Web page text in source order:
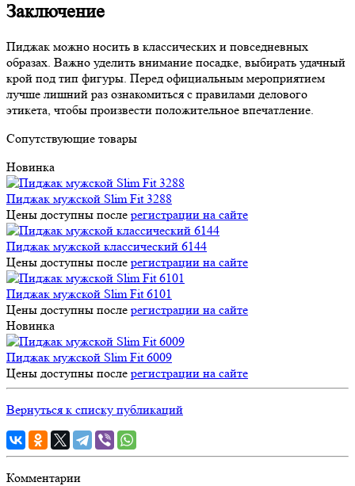
Заключение
Пиджак можно носить в классических и повседневных
образах. Важно уделить внимание посадке, выбирать удачный
крой под тип фигуры. Перед официальным мероприятием
лучше лишний раз ознакомиться с правилами делового
этикета, чтобы произвести положительное впечатление.
Сопутствующие товары
Новинка
Пиджак мужской Slim Fit 3288
Цены доступны после регистрации на сайте
Пиджак мужской классический 6144
Цены доступны после регистрации на сайте
Пиджак мужской Slim Fit 6101
Цены доступны после регистрации на сайте
Новинка
Пиджак мужской Slim Fit 6009
Цены доступны после регистрации на сайте
Вернуться к списку публикаций
Комментарии